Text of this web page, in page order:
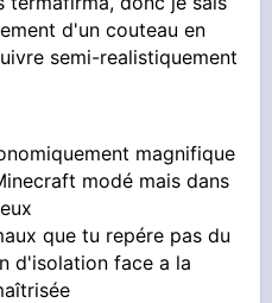
d'un couteau en
semi-realistiquement
magnifique
modé mais dans
que tu repére pas du
d'isolation face a la